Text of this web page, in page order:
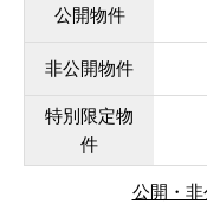
公開物件
非公開物件
特別限定物
件
公開・